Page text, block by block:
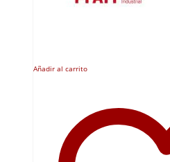
Añadir al carrito